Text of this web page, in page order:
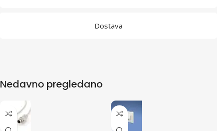
Dostava
Nedavno pregledano